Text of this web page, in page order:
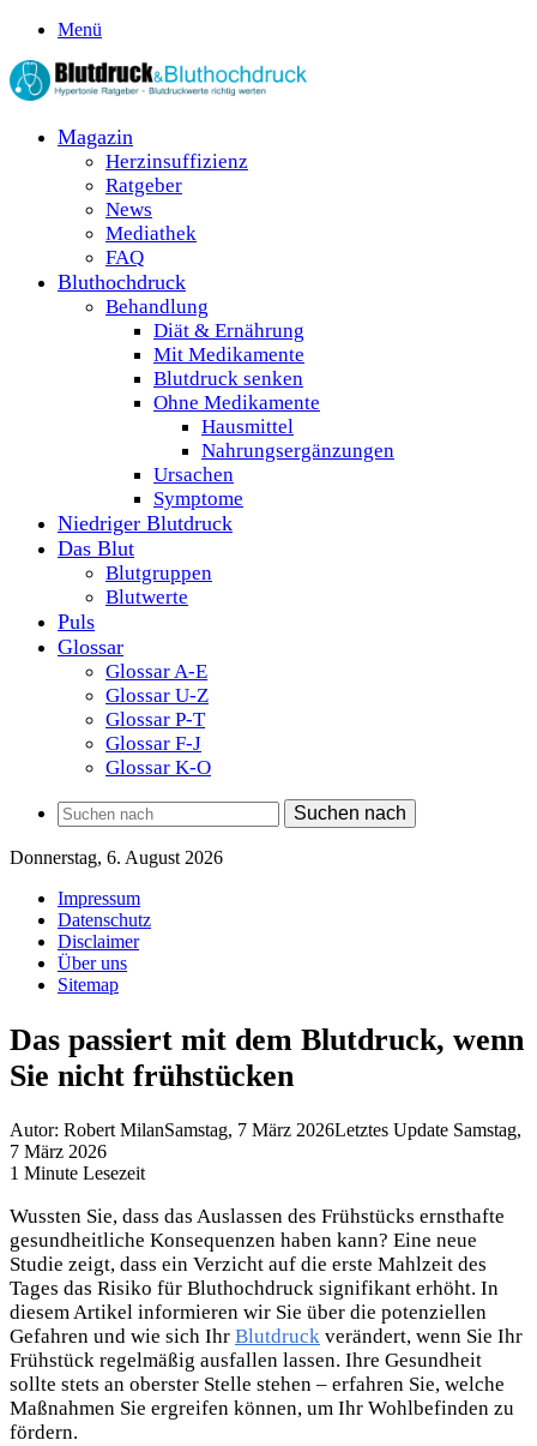
Menü
Magazin
Herzinsuffizienz
Ratgeber
News
Mediathek
FAQ
Bluthochdruck
Behandlung
Diät & Ernährung
Mit Medikamente
Blutdruck senken
Ohne Medikamente
Hausmittel
Nahrungsergänzungen
Ursachen
Symptome
Niedriger Blutdruck
Das Blut
Blutgruppen
Blutwerte
Puls
Glossar
Glossar A-E
Glossar U-Z
Glossar P-T
Glossar F-J
Glossar K-O
Suchen nach
Donnerstag, 6. August 2026
Impressum
Datenschutz
Disclaimer
Über uns
Sitemap
Das passiert mit dem Blutdruck, wenn
Sie nicht frühstücken
Autor: Robert MilanSamstag, 7 März 2026Letztes Update Samstag,
7 März 2026
1 Minute Lesezeit
Wussten Sie, dass das Auslassen des Frühstücks ernsthafte
gesundheitliche Konsequenzen haben kann? Eine neue
Studie zeigt, dass ein Verzicht auf die erste Mahlzeit des
Tages das Risiko für Bluthochdruck signifikant erhöht. In
diesem Artikel informieren wir Sie über die potenziellen
Gefahren und wie sich Ihr Blutdruck verändert, wenn Sie Ihr
Frühstück regelmäßig ausfallen lassen. Ihre Gesundheit
sollte stets an oberster Stelle stehen – erfahren Sie, welche
Maßnahmen Sie ergreifen können, um Ihr Wohlbefinden zu
fördern.